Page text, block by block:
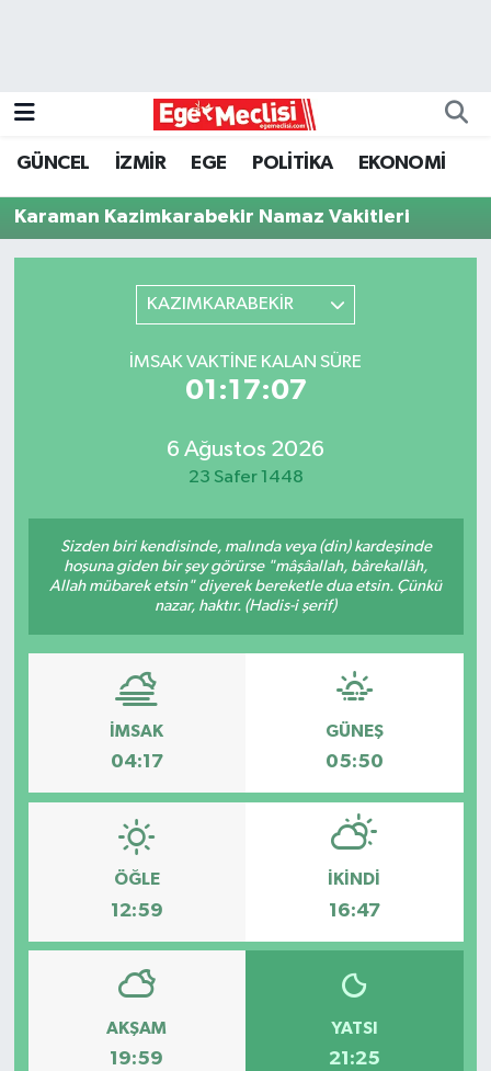
GÜNCEL İZMİR EGE POLİTİKA EKONOMİ
Karaman Kazimkarabekir Namaz Vakitleri
KAZIMKARABEKİR
İMSAK VAKTINE KALAN SÜRE
01:17:07
6 Ağustos 2026
23 Safer 1448
Sizden biri kendisinde, malında veya (din) kardeşinde
hoşuna giden bir şey görürse "mâşâallah, bârekallâh,
Allah mübarek etsin" diyerek bereketle dua etsin. Çünkü
nazar, haktır. (Hadis-i şerif)
İMSAK
04:17
GÜNEŞ
05:50
ÖĞLE
12:59
İKINDI
16:47
AKŞAM
19:59
YATSI
21:25
GÜNCEL
ÖZEL HABER
POLİTİKA